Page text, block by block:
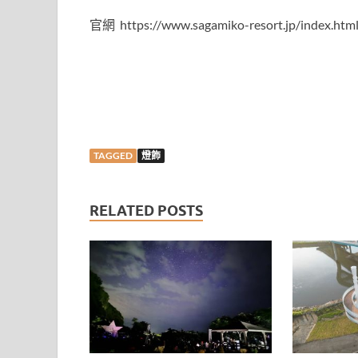
官網 https://www.sagamiko-resort.jp/index.html
TAGGED 燈飾
RELATED POSTS